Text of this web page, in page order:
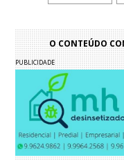
O CONTEÚDO
PUBLICIDADE